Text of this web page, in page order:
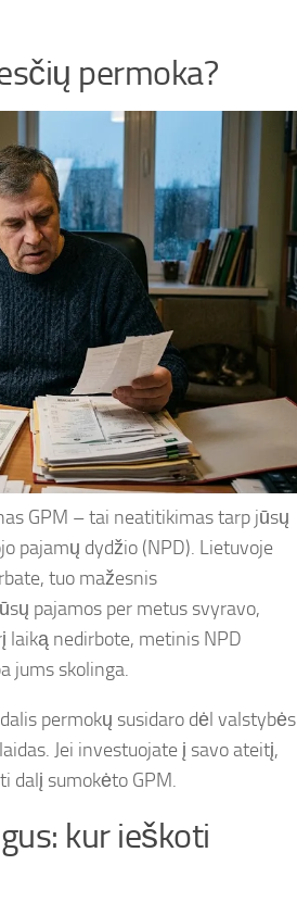
permoka?
GPM – tai neatitikimas tarp jūsų
pajamų dydžio (NPD). Lietuvoje
tuo mažesnis
pajamos per metus svyravo,
laiką nedirbote, metinis NPD
jums skolinga.
permokų susidaro dėl valstybės
Jei investuojate į savo ateitį,
dalį sumokėto GPM.
kur ieškoti